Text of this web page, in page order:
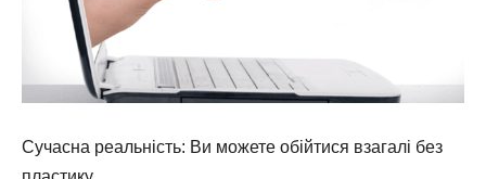
Сучасна реальність: Ви можете обійтися взагалі без